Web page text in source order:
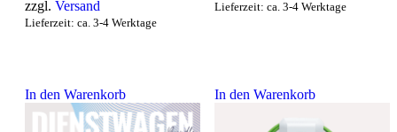
zzgl. Versand
Lieferzeit: ca. 3-4 Werktage
Lieferzeit: ca. 3-4 Werktage
In den Warenkorb In den Warenkorb